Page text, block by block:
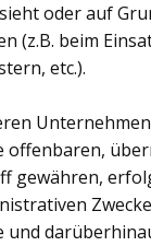
oder auf
(z.B. beim
etc.).
offenbaren,
gewähren,
und